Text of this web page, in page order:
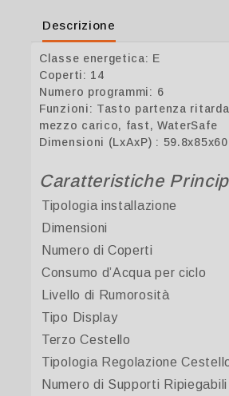
Descrizione
Classe energetica: E
Coperti: 14
Numero programmi: 6
Funzioni: Tasto partenza
mezzo carico, fast, WaterSafe
Dimensioni (LxAxP) : 59.8x85x60
Caratteristiche
Tipologia installazione
Dimensioni
Numero di Coperti
Consumo d’Acqua per ciclo
Livello di Rumorosità
Tipo Display
Terzo Cestello
Tipologia Regolazione
Numero di Supporti